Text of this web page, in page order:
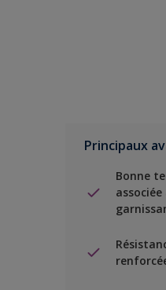
Principaux
Bonne